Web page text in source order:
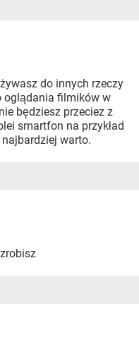
do innych rzeczy
oglądania filmików w
będziesz przeciez z
smartfon na przykład
warto.